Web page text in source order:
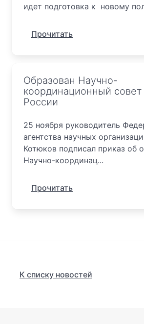
идет подготовка к новому
Прочитать
Образован Научно-
координационный
России
25 ноября руководитель
агентства научных
Котюков подписал приказ об
Научно-координац...
Прочитать
К списку новостей